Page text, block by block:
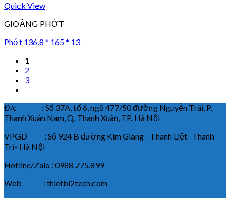
Quick View
GIOĂNG PHỚT
Phớt 136.8 * 165 * 13
1
2
3
Đ/c : Số 37A, tổ 6, ngõ 477/50 đường Nguyễn Trãi, P.
Thanh Xuân Nam, Q. Thanh Xuân, TP. Hà Nội
VPGD : Số 924 B đường Kim Giang - Thanh Liệt- Thanh
Trì- Hà Nội
Hotline/Zalo : 0988.775.899
Web : thietbi2tech.com